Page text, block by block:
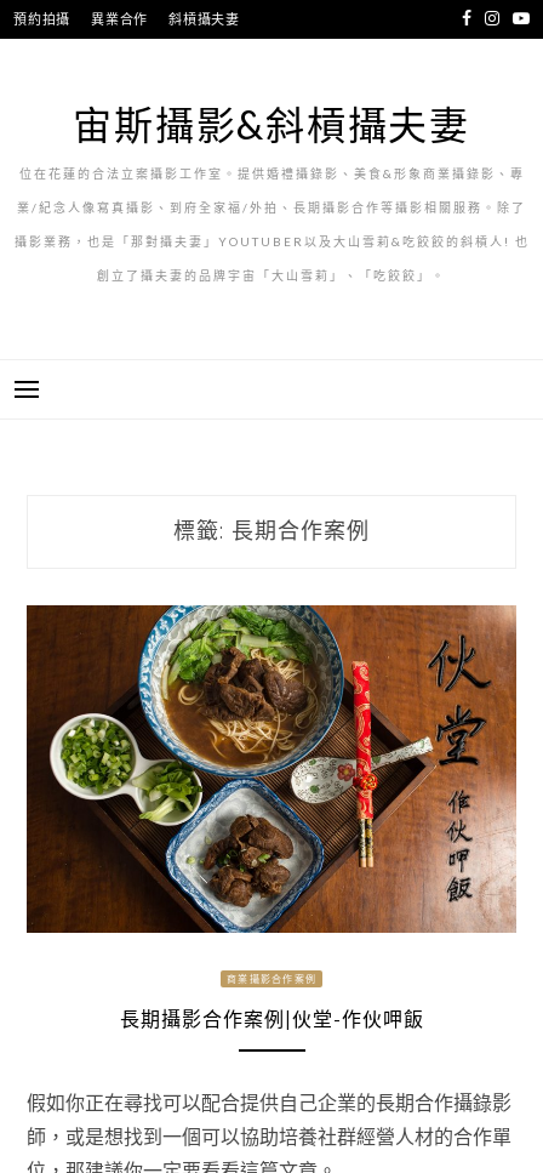
跳
至
預約拍攝 異業合作 斜槓攝夫妻
宙斯攝影&斜槓攝夫妻
位在花蓮的合法立案攝影工作室。提供婚禮攝錄影、美食&形象商業攝錄影、專
業/紀念人像寫真攝影、到府全家福/外拍、長期攝影合作等攝影相關服務。除了
攝影業務，也是「那對攝夫妻」YOUTUBER以及大山雪莉&吃餃餃的斜槓人! 也
創立了攝夫妻的品牌宇宙「大山雪莉」、「吃餃餃」。
標籤: 長期合作案例
商業攝影合作案例
長期攝影合作案例|伙堂-作伙呷飯
假如你正在尋找可以配合提供自己企業的長期合作攝錄影
師，或是想找到一個可以協助培養社群經營人材的合作單